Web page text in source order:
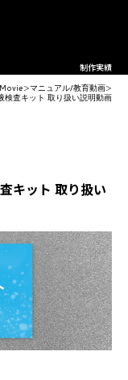
制作実績
Movie＞マニュアル/教育動画＞
検査キット 取り扱い説明動画
キット 取り扱い